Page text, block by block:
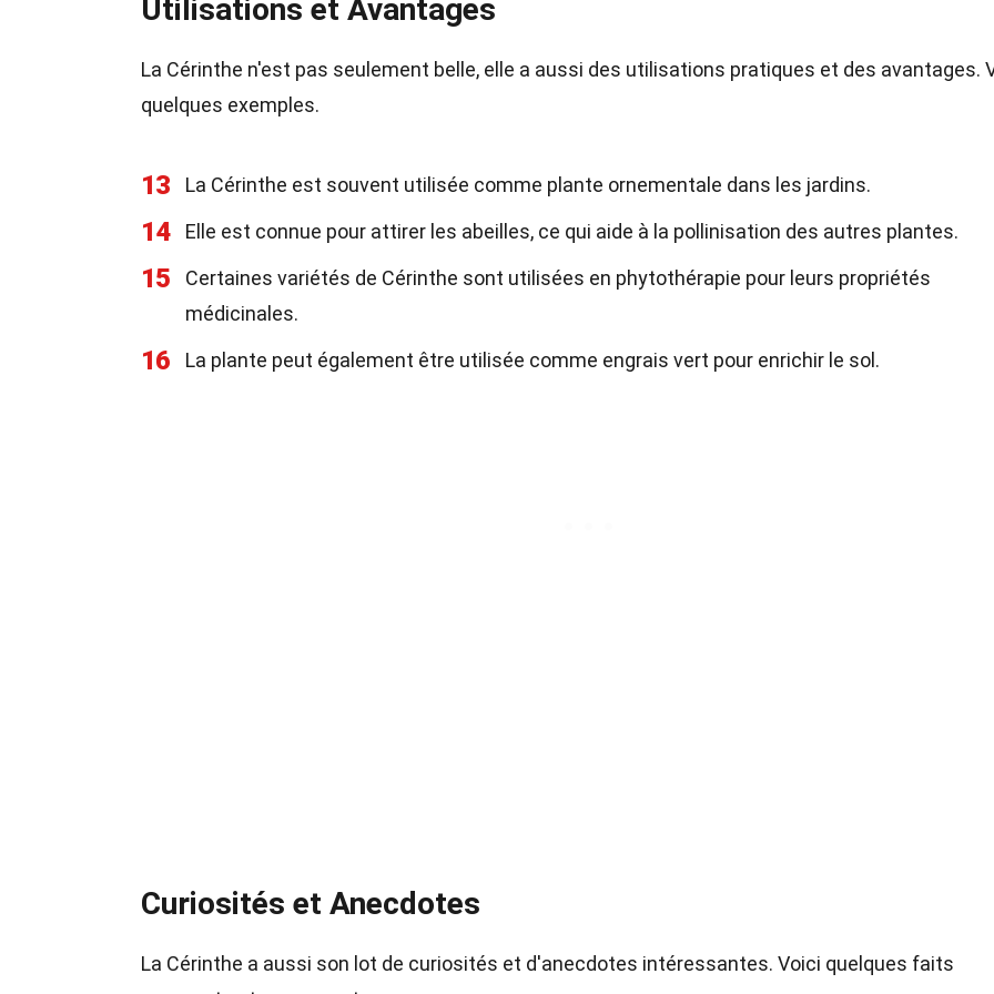
Utilisations et Avantages
La Cérinthe n'est pas seulement belle, elle a aussi des utilisations pratiques et des avantages.
quelques exemples.
13 La Cérinthe est souvent utilisée comme plante ornementale dans les jardins.
14 Elle est connue pour attirer les abeilles, ce qui aide à la pollinisation des autres plantes.
15
Certaines variétés de Cérinthe sont utilisées en phytothérapie pour leurs propriétés
médicinales.
16 La plante peut également être utilisée comme engrais vert pour enrichir le sol.
Curiosités et Anecdotes
La Cérinthe a aussi son lot de curiosités et d'anecdotes intéressantes. Voici quelques faits